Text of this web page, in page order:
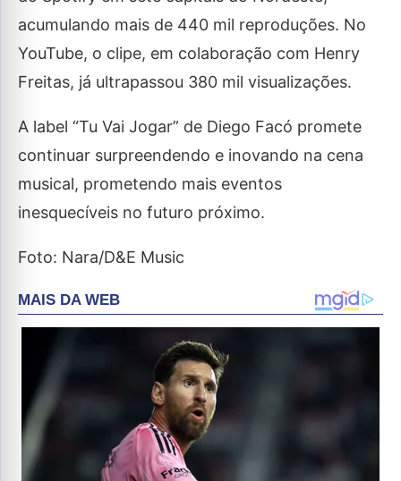
acumulando mais de 440 mil reproduções. No
YouTube, o clipe, em colaboração com Henry
Freitas, já ultrapassou 380 mil visualizações.
A label “Tu Vai Jogar” de Diego Facó promete
continuar surpreendendo e inovando na cena
musical, prometendo mais eventos
inesquecíveis no futuro próximo.
Foto: Nara/D&E Music